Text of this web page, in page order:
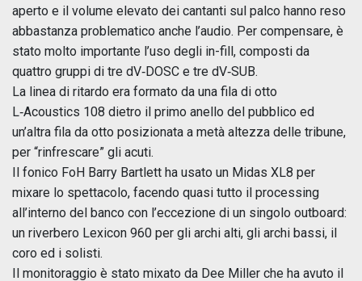
aperto e il volume elevato dei cantanti sul palco hanno reso
abbastanza problematico anche l’audio. Per compensare, è
stato molto importante l’uso degli in-fill, composti da
quattro gruppi di tre dV‑DOSC e tre dV‑SUB.
La linea di ritardo era formato da una fila di otto
L‑Acoustics 108 dietro il primo anello del pubblico ed
un’altra fila da otto posizionata a metà altezza delle tribune,
per “rinfrescare” gli acuti.
Il fonico FoH Barry Bartlett ha usato un Midas XL8 per
mixare lo spettacolo, facendo quasi tutto il processing
all’interno del banco con l’eccezione di un singolo outboard:
un riverbero Lexicon 960 per gli archi alti, gli archi bassi, il
coro ed i solisti.
Il monitoraggio è stato mixato da Dee Miller che ha avuto il